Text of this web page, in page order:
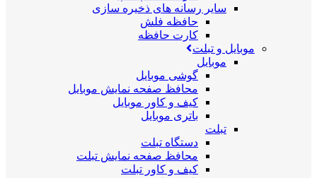
سایر رسانه های ذخیره سازی
حافظه فلش
کارت حافظه
موبایل و تبلت
موبایل
گوشی موبایل
محافظ صفحه نمایش موبایل
کیف و کاور موبایل
باتری موبایل
تبلت
دستگاه تبلت
محافظ صفحه نمایش تبلت
کیف و کاور تبلت